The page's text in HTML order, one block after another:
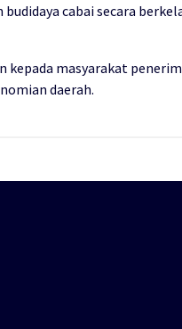
cabai secara
kepada masyarakat
daerah.